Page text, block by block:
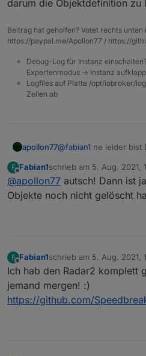
Aber mach vorher doch
darum die Objektdefinition zu
Beitrag hat geholfen? Votet rechts unten
https://paypal.me/Apollon77 / https://
Debug-Log für Instanz
Expertenmodus -> Instanz
Logfiles auf Platte /opt/iobroker/
Zeilen ab
apollon77@fabian1 ne leider bist
F
Offline
Fabian1schrieb am 5. Aug. 2021,
zuletzt editiert von
@apollon77 autsch! Dann ist
Objekte noch nicht gelöscht
F
Offline
Fabian1schrieb am 5. Aug. 2021,
zuletzt editiert von
Ich hab den Radar2 komplett
jemand mergen! :)
https://github.com/